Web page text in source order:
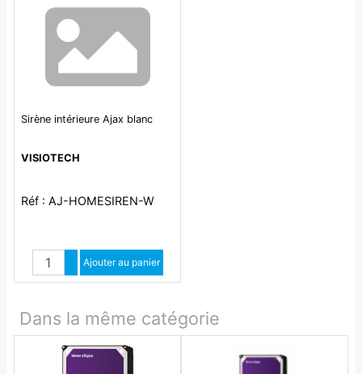
Sirène intérieure Ajax blanc
VISIOTECH
Réf : AJ-HOMESIREN-W
Quantité
Augmenter quantité
Diminuer quantité
Ajouter au panier
Dans la même catégorie